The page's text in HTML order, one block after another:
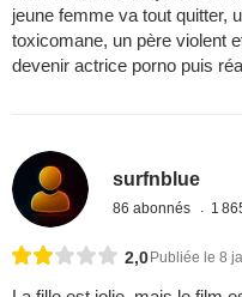
jeune femme va tout quitter,
toxicomane, un père violent
devenir actrice porno puis
surfnblue
86 abonnés 1
2,0 Publiée le 8